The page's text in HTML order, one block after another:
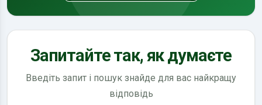
Запитайте так, як думаєте
Введіть запит і пошук знайде для вас найкращу
відповідь